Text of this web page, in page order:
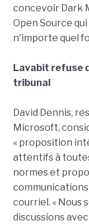
concevoir Dark
Open Source
n'importe quel
Lavabit refuse
tribunal
David Dennis,
Microsoft,
« proposition
attentifs à
normes et
communications
courriel. « Nous
discussions